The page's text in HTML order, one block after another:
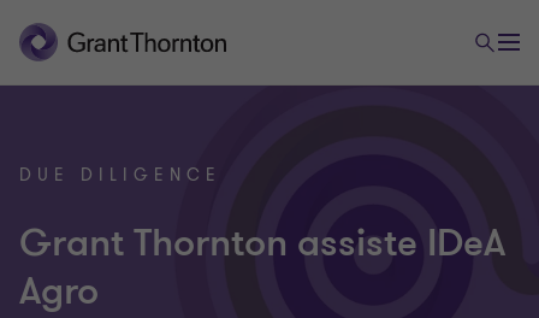
DUE DILIGENCE
Grant Thornton assiste IDeA
Agro